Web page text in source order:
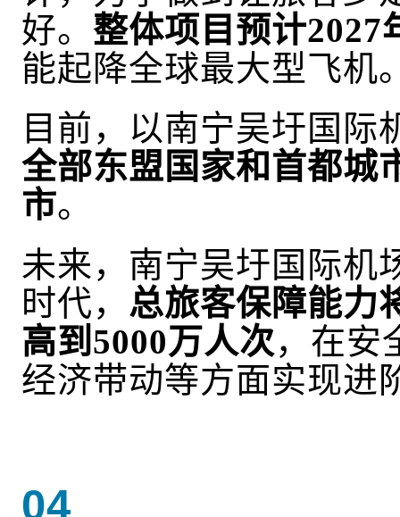
好。 整体项目 预计2027
能起降全球最大型飞机
目前， 以南宁吴圩国际
全部东盟国家和首都城
市。
未来，南宁吴圩国际机
时代， 总旅客保障能力
高到5000万人次，在安
经济带动等方面实现进
04